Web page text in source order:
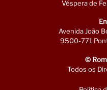
Véspera de
Avenida João
9500-771
©
Todos os